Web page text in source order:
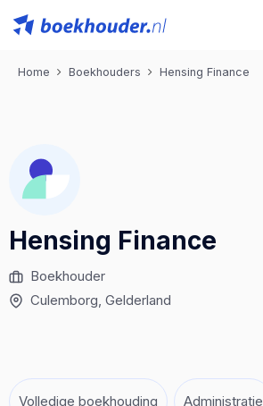
Home Boekhouders Hensing Finance
Hensing Finance
Boekhouder
Culemborg, Gelderland
Volledige boekhouding Administratie